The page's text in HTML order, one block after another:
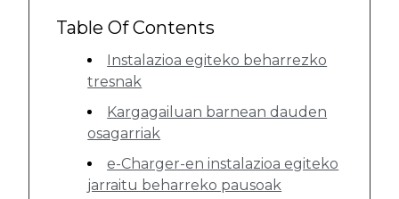
Table Of Contents
Instalazioa egiteko beharrezko
tresnak
Kargagailuan barnean dauden
osagarriak
e-Charger-en instalazioa egiteko
jarraitu beharreko pausoak